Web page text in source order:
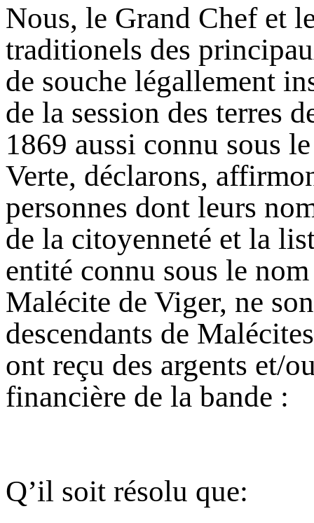
Nous, le Grand Chef et
traditionels des
de souche légallement
de la session des terres
1869 aussi connu sous
Verte, déclarons,
personnes dont leurs
de la citoyenneté et la
entité connu sous le
Malécite de Viger, ne
descendants de
ont reçu des argents et/
financière de la bande :
Q’il soit résolu que: